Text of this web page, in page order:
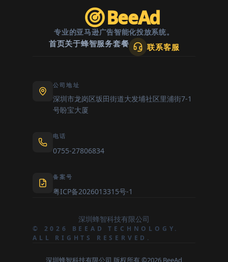
BeeAd
专业的亚马逊广告智能化投放系统。
首页关于蜂智服务套餐 联系客服
公司地址
深圳市龙岗区坂田街道大发埔社区里浦街7-1
号盼宝大厦
电话
0755-27806834
备案号
粤ICP备2026013315号-1
深圳蜂智科技有限公司
© 2026 BEEAD TECHNOLOGY.
ALL RIGHTS RESERVED.
深圳蜂智科技有限公司 版权所有 ©2026 BeeAd